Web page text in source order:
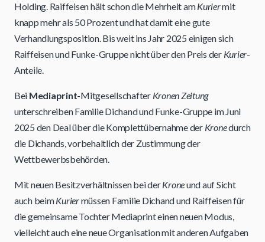
Holding. Raiffeisen hält schon die Mehrheit amKuriermit
knapp mehr als 50 Prozent und hat damit eine gute
Verhandlungsposition. Bis weit ins Jahr 2025 einigen sich
Raiffeisen und Funke-Gruppe nicht über den Preis der Kurier-
Anteile.
Bei Mediaprint-Mitgesellschafter Kronen Zeitung
unterschreiben Familie Dichand und Funke-Gruppe im Juni
2025 den Deal über die Komplettübernahme der Kronedurch
die Dichands, vorbehaltlich der Zustimmung der
Wettbewerbsbehörden.
Mit neuen Besitzverhältnissen bei derKroneund auf Sicht
auch beimKuriermüssen Familie Dichand und Raiffeisen für
die gemeinsame Tochter Mediaprint einen neuen Modus,
vielleicht auch eine neue Organisation mit anderen Aufgaben